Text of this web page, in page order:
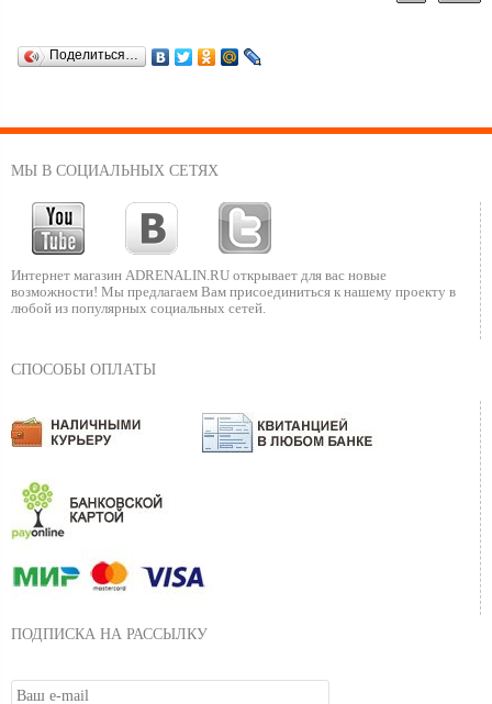
Поделиться…
МЫ В СОЦИАЛЬНЫХ СЕТЯХ
Интернет магазин ADRENALIN.RU открывает для вас новые
возможности! Мы предлагаем Вам присоединиться к нашему проекту в
любой из популярных социальных сетей.
СПОСОБЫ ОПЛАТЫ
ПОДПИСКА НА РАССЫЛКУ